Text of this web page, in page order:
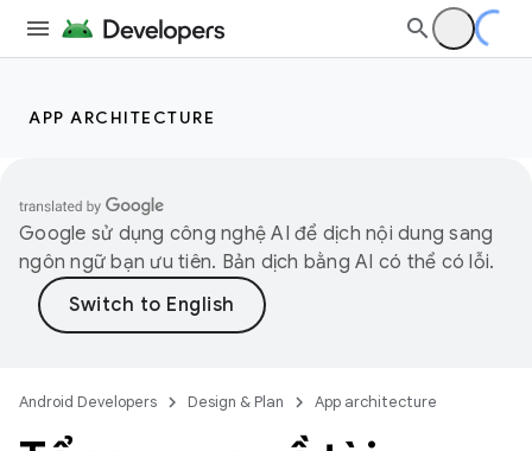
APP ARCHITECTURE
Google sử dụng công nghệ AI để dịch nội dung sang
ngôn ngữ bạn ưu tiên. Bản dịch bằng AI có thể có lỗi.
Android Developers Design & Plan App architecture